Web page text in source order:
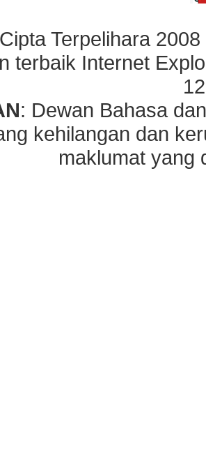
Terpelihara
terbaik Internet
: Dewan Bahasa
kehilangan dan
maklumat yang